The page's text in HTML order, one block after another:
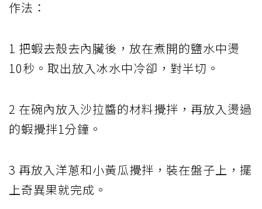
作法：
1 把蝦去殼去內臟後，放在煮開的鹽水中燙
10秒。取出放入冰水中冷卻，對半切。
2 在碗內放入沙拉醬的材料攪拌，再放入燙過
的蝦攪拌1分鐘。
3 再放入洋蔥和小黃瓜攪拌，裝在盤子上，擺
上奇異果就完成。